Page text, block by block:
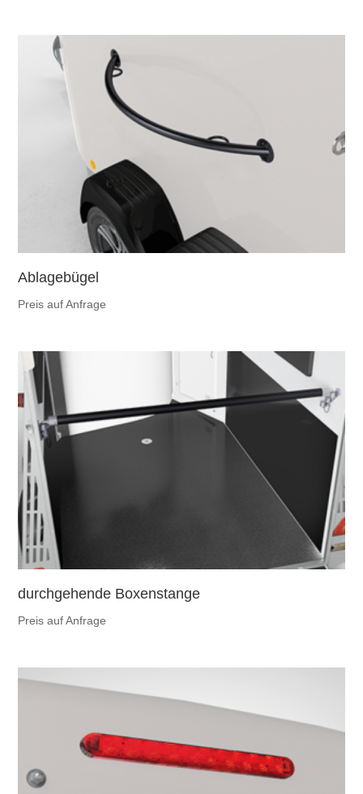
Ablagebügel
Preis auf Anfrage
durchgehende Boxenstange
Preis auf Anfrage